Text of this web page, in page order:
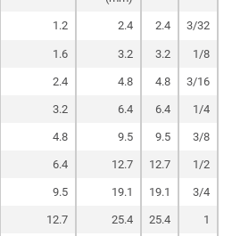
3/32
2.4
2.4
1.2
1/8
3.2
3.2
1.6
3/16
4.8
4.8
2.4
1/4
6.4
6.4
3.2
3/8
9.5
9.5
4.8
1/2
12.7
12.7
6.4
3/4
19.1
19.1
9.5
1
25.4
25.4
12.7